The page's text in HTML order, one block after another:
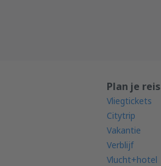
Plan je reis
Vliegtickets
Citytrip
Vakantie
Verblijf
Vlucht+hotel